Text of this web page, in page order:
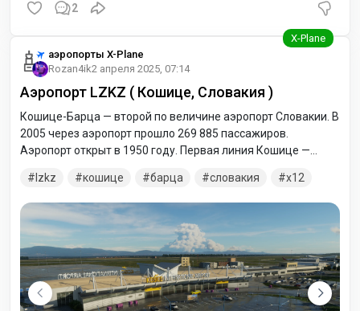
2
аэропорты X-Plane
Rozan4ik2 апреля 2025, 07:14
Аэропорт LZKZ ( Кошице, Словакия )
Кошице-Барца — второй по величине аэропорт Словакии. В
2005 через аэропорт прошло 269 885 пассажиров.
Аэропорт открыт в 1950 году. Первая линия Кошице —
четыре регулярных авиалинии, которые летают в Вену,
Прагу, Братиславу и Попрад-Татры. В туристический сезон
выполняются чартерные рейсы в страны
Средиземноморья.
lzkz кошице барца словакия x12